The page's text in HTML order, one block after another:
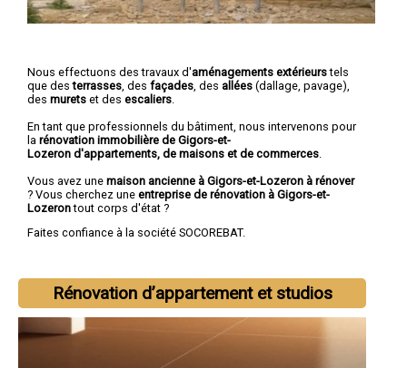
Nous effectuons des travaux d'aménagements extérieurstels
que desterrasses , des façades , des allées (dallage, pavage),
des murets et des escaliers
En tant que professionnels du bâtiment, nous intervenons pour
la rénovation immobilière de Gigors-et-
Lozeron d'appartements, de maisons et de commerces
Vous avez une maison ancienne à Gigors-et-Lozeron à rénover
? Vous cherchez une entreprise de rénovation à Gigors-et-
Lozerontout corps d'état ?
Faites confiance à la société SOCOREBAT.
Rénovation d’appartement et studios